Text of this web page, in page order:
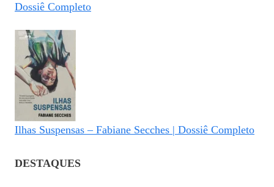
Dossiê Completo
Ilhas Suspensas – Fabiane Secches | Dossiê Completo
DESTAQUES